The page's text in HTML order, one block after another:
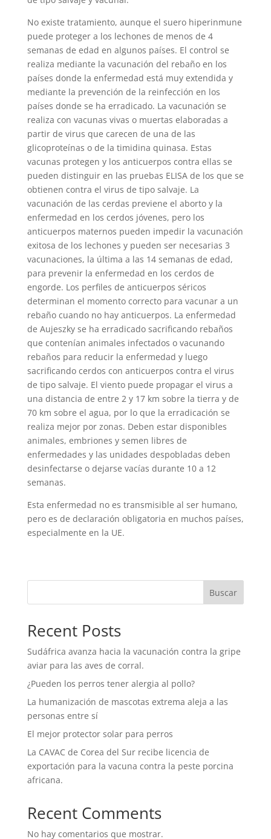
No existe tratamiento, aunque el suero hiperinmune
puede proteger a los lechones de menos de 4
semanas de edad en algunos países. El control se
realiza mediante la vacunación del rebaño en los
países donde la enfermedad está muy extendida y
mediante la prevención de la reinfección en los
países donde se ha erradicado. La vacunación se
realiza con vacunas vivas o muertas elaboradas a
partir de virus que carecen de una de las
glicoproteínas o de la timidina quinasa. Estas
vacunas protegen y los anticuerpos contra ellas se
pueden distinguir en las pruebas ELISA de los que se
obtienen contra el virus de tipo salvaje. La
vacunación de las cerdas previene el aborto y la
enfermedad en los cerdos jóvenes, pero los
anticuerpos maternos pueden impedir la vacunación
exitosa de los lechones y pueden ser necesarias 3
vacunaciones, la última a las 14 semanas de edad,
para prevenir la enfermedad en los cerdos de
engorde. Los perfiles de anticuerpos séricos
determinan el momento correcto para vacunar a un
rebaño cuando no hay anticuerpos. La enfermedad
de Aujeszky se ha erradicado sacrificando rebaños
que contenían animales infectados o vacunando
rebaños para reducir la enfermedad y luego
sacrificando cerdos con anticuerpos contra el virus
de tipo salvaje. El viento puede propagar el virus a
una distancia de entre 2 y 17 km sobre la tierra y de
70 km sobre el agua, por lo que la erradicación se
realiza mejor por zonas. Deben estar disponibles
animales, embriones y semen libres de
enfermedades y las unidades despobladas deben
desinfectarse o dejarse vacías durante 10 a 12
semanas.
Esta enfermedad no es transmisible al ser humano,
pero es de declaración obligatoria en muchos países,
especialmente en la UE.
Buscar
Recent Posts
Sudáfrica avanza hacia la vacunación contra la gripe
aviar para las aves de corral.
¿Pueden los perros tener alergia al pollo?
La humanización de mascotas extrema aleja a las
personas entre sí
El mejor protector solar para perros
La CAVAC de Corea del Sur recibe licencia de
exportación para la vacuna contra la peste porcina
africana.
Recent Comments
No hay comentarios que mostrar.